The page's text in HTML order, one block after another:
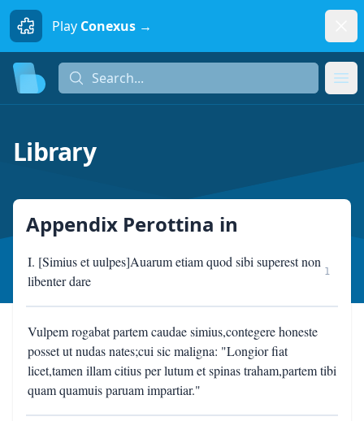
Play Conexus →
Search...
Library
Appendix Perottina in
I. [Simius et uulpes]Auarum etiam quod sibi superest non
libenter dare
1
Vulpem rogabat partem caudae simius,contegere honeste
posset ut nudas nates;cui sic maligna: "Longior fiat
licet,tamen illam citius per lutum et spinas traham,partem tibi
quam quamuis paruam impartiar."